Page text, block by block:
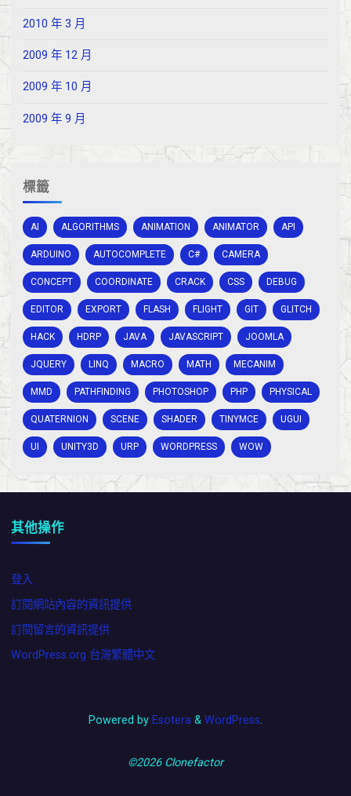
2010 年 3 月
2009 年 12 月
2009 年 10 月
2009 年 9 月
標籤
AI ALGORITHMS ANIMATION ANIMATOR API
ARDUINO AUTOCOMPLETE C# CAMERA
CONCEPT COORDINATE CRACK CSS DEBUG
EDITOR EXPORT FLASH FLIGHT GIT GLITCH
HACK HDRP JAVA JAVASCRIPT JOOMLA
JQUERY LINQ MACRO MATH MECANIM
MMD PATHFINDING PHOTOSHOP PHP PHYSICAL
QUATERNION SCENE SHADER TINYMCE UGUI
UI UNITY3D URP WORDPRESS WOW
其他操作
登入
訂閱網站內容的資訊提供
訂閱留言的資訊提供
WordPress.org 台灣繁體中文
Powered by Esotera & WordPress.
©2026 Clonefactor